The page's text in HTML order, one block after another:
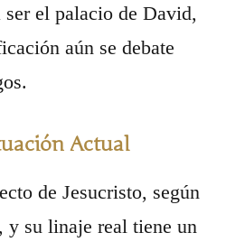
el palacio de David,
aún se debate
Actual
de Jesucristo, según
y su linaje real tiene un